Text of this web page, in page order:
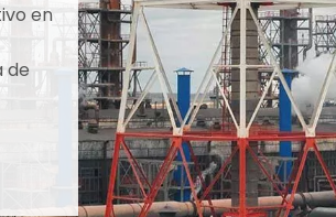
en
de